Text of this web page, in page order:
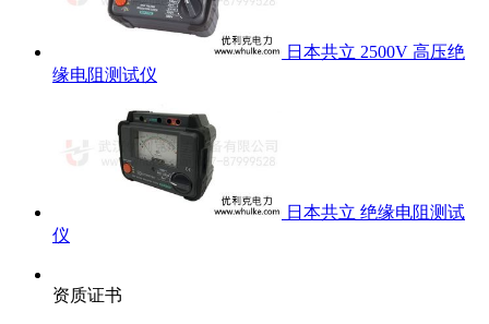
日本共立 2500V 高压绝
缘电阻测试仪
日本共立 绝缘电阻测试
仪
资质证书